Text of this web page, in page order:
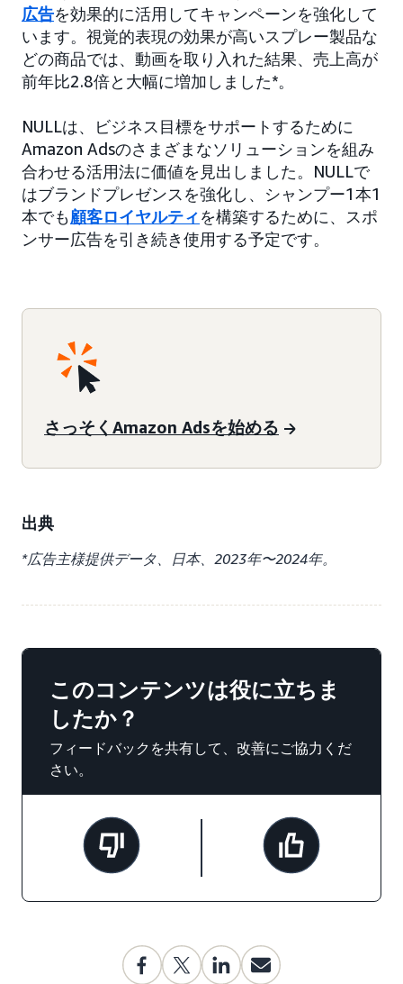
広告を効果的に活用してキャンペーンを強化して
います。視覚的表現の効果が高いスプレー製品な
どの商品では、動画を取り入れた結果、売上高が
前年比2.8倍と大幅に増加しました*。
NULLは、ビジネス目標をサポートするために
Amazon Adsのさまざまなソリューションを組み
合わせる活用法に価値を見出しました。NULLで
はブランドプレゼンスを強化し、シャンプー1本1
本でも顧客ロイヤルティを構築するために、スポ
ンサー広告を引き続き使用する予定です。
さっそくAmazon Adsを始める
出典
*広告主様提供データ、日本、2023年〜2024年。
このコンテンツは役に立ちま
したか？
フィードバックを共有して、改善にご協力くだ
さい。